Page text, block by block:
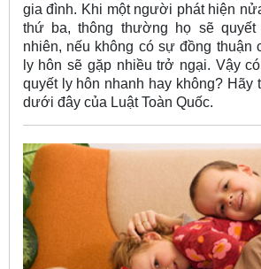
gia đình. Khi một người phát hiện
thứ ba, thông thường họ sẽ
nhiên, nếu không có sự đồng thuận
ly hôn sẽ gặp nhiều trở ngại. Vậy
quyết ly hôn nhanh hay không? Hãy
dưới đây của Luật Toàn Quốc.